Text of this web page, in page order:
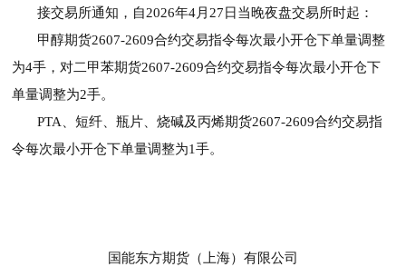
接交易所通知，自2026年4月27日当晚夜盘交易所时起：
甲醇期货2607-2609合约交易指令每次最小开仓下单量调整
为4手，对二甲苯期货2607-2609合约交易指令每次最小开仓下
单量调整为2手。
PTA、短纤、瓶片、烧碱及丙烯期货2607-2609合约交易指
令每次最小开仓下单量调整为1手。
国能东方期货（上海）有限公司